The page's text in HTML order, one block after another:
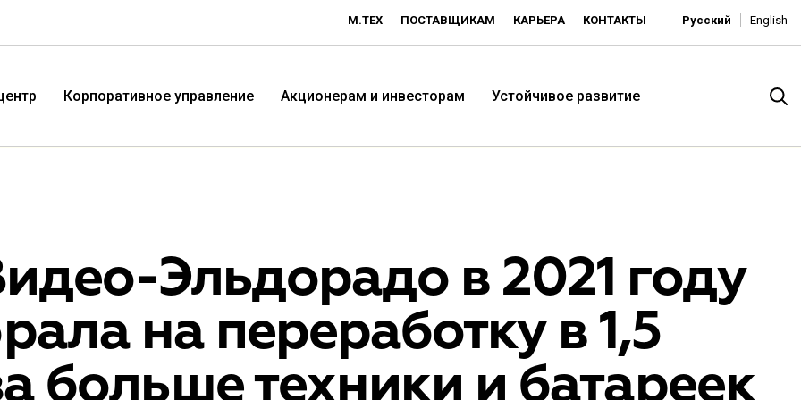
М.ТЕХ ПОСТАВЩИКАМ КАРЬЕРА КОНТАКТЫ Русский English
Технологичная розничная
компания «М.Видео»
Территория низких цен -
«Эльдорадо»
Корпоративное управление Акционерам и инвесторам Устойчивое развитие
Эльдорадо в 2021 году
на переработку в 1,5
больше техники и батареек